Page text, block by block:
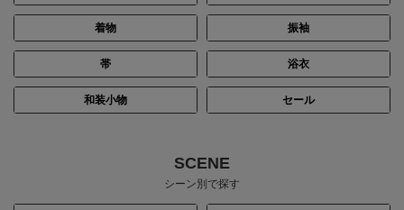
着物 振袖
帯 浴衣
和装小物 セール
SCENE
シーン別で探す